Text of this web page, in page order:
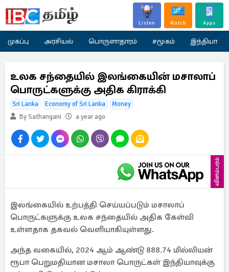
Listen Watch Apps
முகப்பு அரசியல் பொருளாதாரம் சமூகம் இந்தியா
உலக சந்தையில் இலங்கையின் மசாலாப்
பொருட்களுக்கு அதிக கிராக்கி
Sri Lanka Economy of Sri Lanka
Money
By Sathangani
a year ago
விளம்பரம்
இலங்கையில் உற்பத்தி செய்யப்படும் மசாலாப்
பொருட்களுக்கு உலக சந்தையில் அதிக கேள்வி
உள்ளதாக தகவல் வெளியாகியுள்ளது.
அந்த வகையில், 2024 ஆம் ஆண்டு 888.74 மில்லியன்
ரூபா பெறுமதியான மசாலா பொருட்கள் இந்தியாவுக்கு